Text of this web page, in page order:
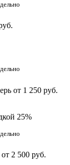
от 1 250 руб.
25%
2 500 руб.